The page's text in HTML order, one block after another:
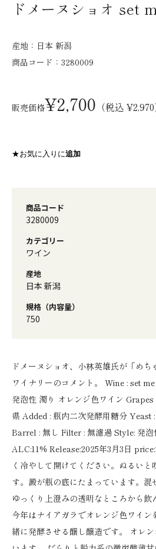
ドメーヌショオ set
産地： 日本 新潟
商品コード： 3280009
販売価格¥2,700 （税込 ¥2,970
★お気に入りに追加
商品コード
3280009
カテゴリー
ワイン
産地
日本 新潟
規格（内容量）
750
ドメーヌショオ、小林英雄氏が「め
ワイナリーのコメント。 Wine : set
発泡性 濁り オレンジ色ワイン
県 Added : 瓶内二次発酵用糖分 Yeast
Barrel : 無し Filter : 無濾過 Style: 発
ALC:11% Release:2025年3月3日
く冷やして開けてください。ぬるいと
す。澱が瓶の底にたまっています。混
ゆっくり上澄みの透明なところから飲
今年はナイアガラでオレンジ色ワイン
緒に発酵させる醸し醸造です。 オレ